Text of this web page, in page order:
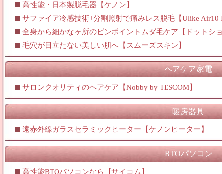
高性能・日本製脱毛器【ケノン】
サファイア冷感技術+分割照射で痛みレス脱毛【Ulike Air10
全身から細かなヶ所のピンポイントムダ毛ケア【ドットシ
毛穴が目立たない美しい肌へ【スムーズスキン】
ヘアケア家電
サロンクオリティのヘアケア【Nobby by TESCOM】
暖房器具
遠赤外線ガラスセラミックヒーター【ケノンヒーター】
BTOパソコン
高性能BTOパソコンなら【サイコム】